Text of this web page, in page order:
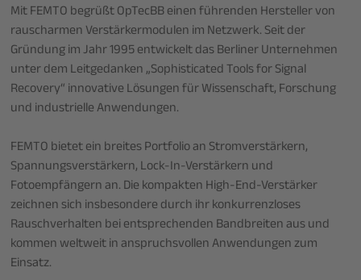
Mit FEMTO begrüßt OpTecBB einen führenden Hersteller von
rauscharmen Verstärkermodulen im Netzwerk. Seit der
Gründung im Jahr 1995 entwickelt das Berliner Unternehmen
unter dem Leitgedanken „Sophisticated Tools for Signal
Recovery“ innovative Lösungen für Wissenschaft, Forschung
und industrielle Anwendungen.
FEMTO bietet ein breites Portfolio an Stromverstärkern,
Spannungsverstärkern, Lock-In-Verstärkern und
Fotoempfängern an. Die kompakten High-End-Verstärker
zeichnen sich insbesondere durch ihr konkurrenzloses
Rauschverhalten bei entsprechenden Bandbreiten aus und
kommen weltweit in anspruchsvollen Anwendungen zum
Einsatz.